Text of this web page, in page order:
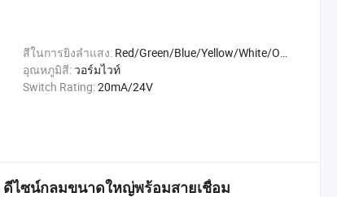
สีในการยิงลำแสง: Red/Green/Blue/Yellow/White/Orange
อุณหภูมิสี: วอร์มไวท์
Switch Rating:20mA/24V
ดีไซน์กลมขนาดใหญ่พร้อมสายเชื่อม